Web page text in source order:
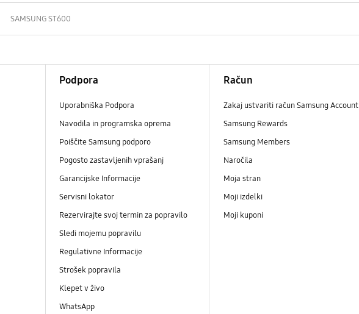
SAMSUNG ST600
Podpora
Uporabniška Podpora
Navodila in programska oprema
Poiščite Samsung podporo
Pogosto zastavljenih vprašanj
Garancijske Informacije
Servisni lokator
Rezervirajte svoj termin za popravilo
Sledi mojemu popravilu
Regulativne Informacije
Strošek popravila
Klepet v živo
WhatsApp
Račun
Zakaj ustvariti račun Samsung Account
Samsung Rewards
Samsung Members
Naročila
Moja stran
Moji izdelki
Moji kuponi